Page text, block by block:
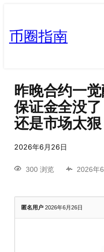
币圈指南
昨晚合约一
保证金全没
还是市场太狠
2026年6月26日
300 浏览 2026年
匿名用户 2026年6月26日